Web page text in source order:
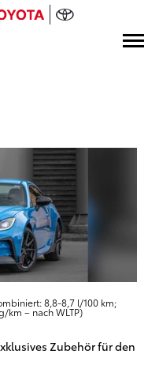
8,8-8,7 l/100 km;
km – nach WLTP)
Zubehör für den